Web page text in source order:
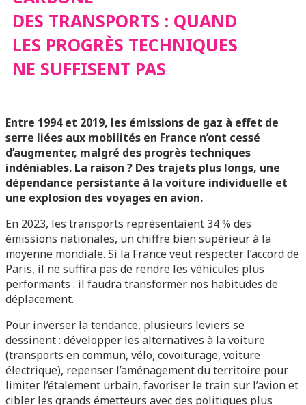
TECHNIQUES
NE SUFFISENT PAS
DES TRANSPORTS : QUAND
LES PROGRÈS TECHNIQUES
NE SUFFISENT PAS
Entre 1994 et 2019, les émissions de gaz à effet de
serre liées aux mobilités en France n’ont cessé
d’augmenter, malgré des progrès techniques
indéniables. La raison ? Des trajets plus longs, une
dépendance persistante à la voiture individuelle et
une explosion des voyages en avion.
En 2023, les transports représentaient 34 % des
émissions nationales, un chiffre bien supérieur à la
moyenne mondiale. Si la France veut respecter l’accord de
Paris, il ne suffira pas de rendre les véhicules plus
performants : il faudra transformer nos habitudes de
déplacement.
Pour inverser la tendance, plusieurs leviers se
dessinent : développer les alternatives à la voiture
(transports en commun, vélo, covoiturage, voiture
électrique), repenser l’aménagement du territoire pour
limiter l’étalement urbain, favoriser le train sur l’avion et
cibler les grands émetteurs avec des politiques plus